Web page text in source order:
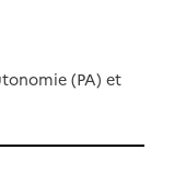
(PA) et